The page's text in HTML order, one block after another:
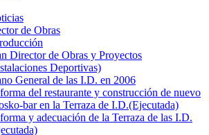
de Obras
Director de Obras y Proyectos
Deportivas)
General de las I.D. en 2006
del restaurante y construcción de nuevo
bar en la Terraza de I.D.(Ejecutada)
y adecuación de la Terraza de las I.D.